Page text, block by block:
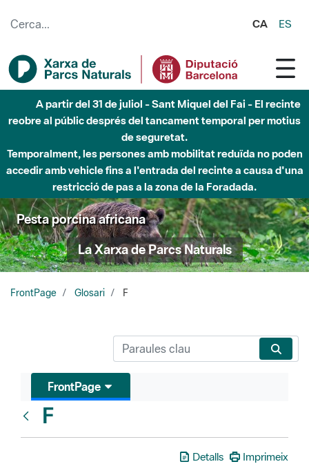
CA ES
A partir del 31 de juliol - Sant Miquel del Fai - El recinte
reobre al públic després del tancament temporal per motius
de seguretat.
Temporalment, les persones amb mobilitat reduïda no poden
accedir amb vehicle fins a l'entrada del recinte a causa d'una
restricció de pas a la zona de la Foradada.
Pesta porcina africana
La Xarxa de Parcs Naturals
FrontPage Glosari F
FrontPage
F
Detalls Imprimeix